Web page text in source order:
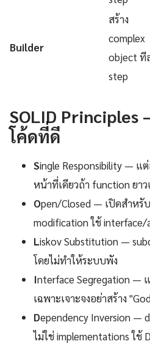
Builder
สร้าง
complex
object ที
step
SOLID Principles
โค้ดที่ดี
Single Responsibility — แ
หน้าที่เดียวถ้า function ยา
Open/Closed — เปิดสำหรั
modification ใช้ interface/
Liskov Substitution —
โดยไม่ทำให้ระบบพัง
Interface Segregation —
เฉพาะเจาะจงอย่าสร้าง
Dependency Inversion —
ไม่ใช่ implementations ใช้